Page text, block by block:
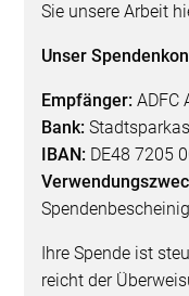
Sie unsere Arbeit
Unser
Empfänger: ADFC
Bank:
IBAN: DE48 7205
Ihre Spende ist
reicht der